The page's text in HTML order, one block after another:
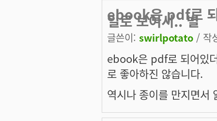
ebook은 pdf로 되
일로 보여서.. 별
글쓴이: swirlpotato / 작
ebook은 pdf로 되어있
로 좋아하진 않습니다.
역시나 종이를 만지면서